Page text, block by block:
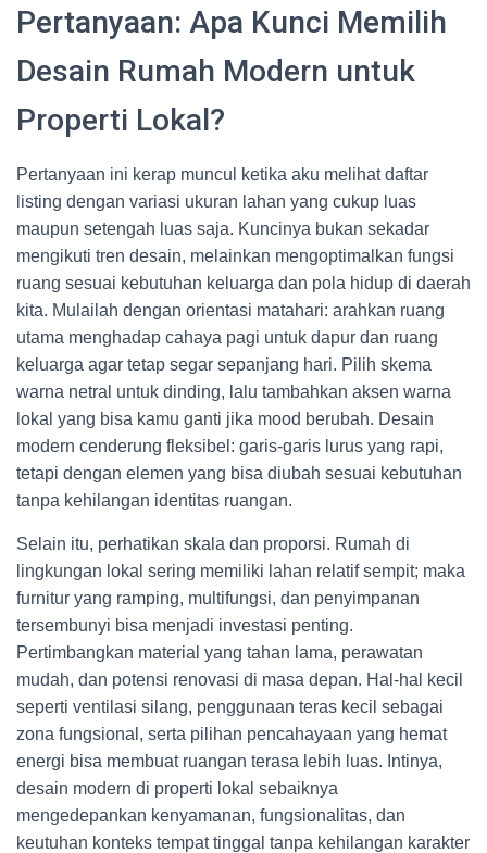
Pertanyaan: Apa Kunci Memilih
Desain Rumah Modern untuk
Properti Lokal?
Pertanyaan ini kerap muncul ketika aku melihat daftar
listing dengan variasi ukuran lahan yang cukup luas
maupun setengah luas saja. Kuncinya bukan sekadar
mengikuti tren desain, melainkan mengoptimalkan fungsi
ruang sesuai kebutuhan keluarga dan pola hidup di daerah
kita. Mulailah dengan orientasi matahari: arahkan ruang
utama menghadap cahaya pagi untuk dapur dan ruang
keluarga agar tetap segar sepanjang hari. Pilih skema
warna netral untuk dinding, lalu tambahkan aksen warna
lokal yang bisa kamu ganti jika mood berubah. Desain
modern cenderung fleksibel: garis-garis lurus yang rapi,
tetapi dengan elemen yang bisa diubah sesuai kebutuhan
tanpa kehilangan identitas ruangan.
Selain itu, perhatikan skala dan proporsi. Rumah di
lingkungan lokal sering memiliki lahan relatif sempit; maka
furnitur yang ramping, multifungsi, dan penyimpanan
tersembunyi bisa menjadi investasi penting.
Pertimbangkan material yang tahan lama, perawatan
mudah, dan potensi renovasi di masa depan. Hal-hal kecil
seperti ventilasi silang, penggunaan teras kecil sebagai
zona fungsional, serta pilihan pencahayaan yang hemat
energi bisa membuat ruangan terasa lebih luas. Intinya,
desain modern di properti lokal sebaiknya
mengedepankan kenyamanan, fungsionalitas, dan
keutuhan konteks tempat tinggal tanpa kehilangan karakter